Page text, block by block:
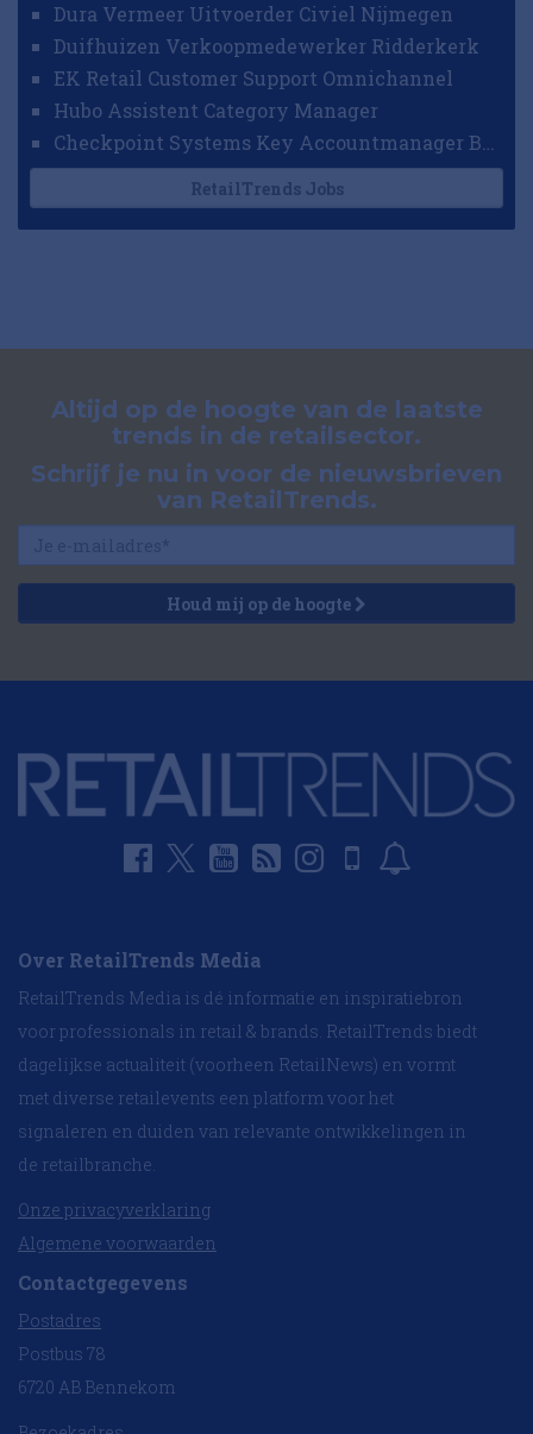
Dura Vermeer Uitvoerder Civiel Nijmegen
Duifhuizen Verkoopmedewerker Ridderkerk
EK Retail Customer Support Omnichannel
Hubo Assistent Category Manager
RetailTrends Jobs
Altijd op de hoogte van de laatste
trends in de retailsector.
Schrijf je nu in voor de nieuwsbrieven
van RetailTrends.
Houd mij op de hoogte
Over RetailTrends Media
RetailTrends Media is dé informatie en inspiratiebron
voor professionals in retail & brands. RetailTrends biedt
dagelijkse actualiteit (voorheen RetailNews) en vormt
met diverse retailevents een platform voor het
signaleren en duiden van relevante ontwikkelingen in
de retailbranche.
Onze privacyverklaring
Algemene voorwaarden
Contactgegevens
Postadres
Postbus 78
6720 AB Bennekom